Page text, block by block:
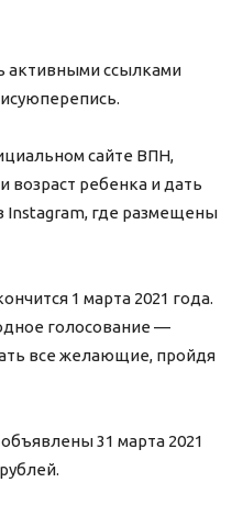
активными ссылками
сайте ВПН,
возраст ребенка и дать
Instagram, где размещены
1 марта 2021 года.
голосование —
все желающие, пройдя
31 марта 2021